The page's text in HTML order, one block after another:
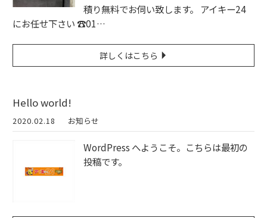
積り無料でお伺い致します。 アイキー24
にお任せ下さい ☎︎01…
詳しくはこちら
Hello world!
2020.02.18 お知らせ
WordPress へようこそ。こちらは最初の
投稿です。